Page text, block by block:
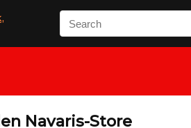
Search
for:
Navaris-Store